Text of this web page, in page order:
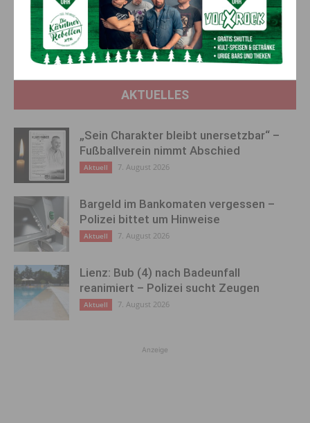
Vorheriger Artikel
Hugos Weg zum
Rettungshund
Nächster Artikel
Ein Sir in der Politik –
verbindend statt spaltend
AKTUELLES
„Sein Charakter bleibt unersetzbar“ –
Fußballverein nimmt Abschied
Aktuell 7. August 2026
Bargeld im Bankomaten vergessen –
Polizei bittet um Hinweise
Aktuell 7. August 2026
Lienz: Bub (4) nach Badeunfall
reanimiert – Polizei sucht Zeugen
Aktuell 7. August 2026
Anzeige